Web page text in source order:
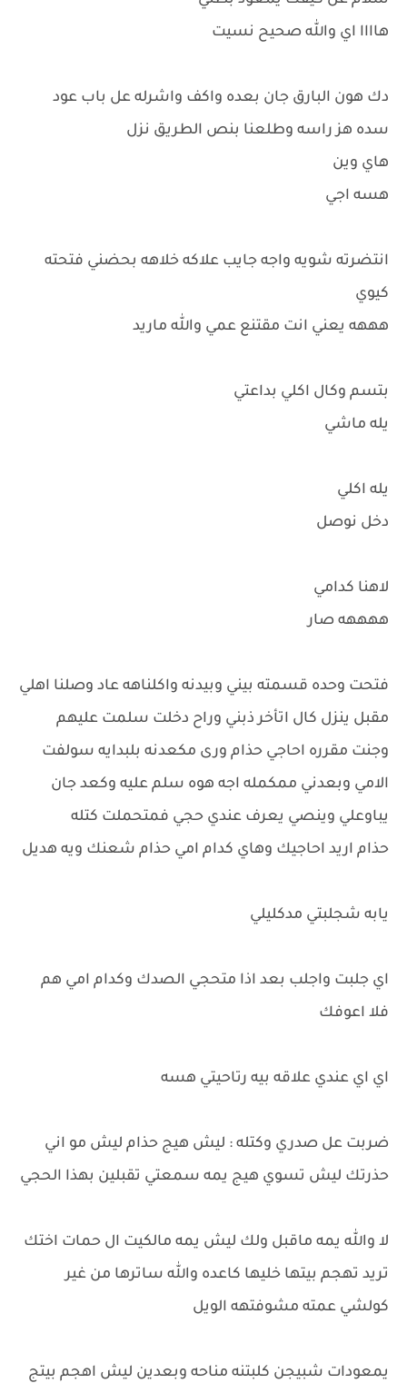
هاااا اي والله صحيح نسيت
دك هون البارق جان بعده واكف واشرله عل باب عود
سده هز راسه وطلعنا بنص الطريق نزل
هاي وين
هسه اجي
انتضرته شويه واجه جايب علاكه خلاهه بحضني فتحته
كيوي
هههه يعني انت مقتنع عمي والله ماريد
بتسم وكال اكلي بداعتي
يله ماشي
يله اكلي
دخل نوصل
لاهنا كدامي
ههههه صار
فتحت وحده قسمته بيني وبيدنه واكلناهه عاد وصلنا اهلي
مقبل ينزل كال اتأخر ذبني وراح دخلت سلمت عليهم
وجنت مقرره احاجي حذام ورى مكعدنه بلبدايه سولفت
الامي وبعدني ممكمله اجه هوه سلم عليه وكعد جان
يباوعلي وينصي يعرف عندي حجي فمتحملت كتله
حذام اريد احاجيك وهاي كدام امي حذام شعنك ويه هديل
يابه شجلبتي مدكليلي
اي جلبت واجلب بعد اذا متحجي الصدك وكدام امي هم
فلا اعوفك
اي اي عندي علاقه بيه رتاحيتي هسه
ضربت عل صدري وكتله : ليش هيج حذام ليش مو اني
حذرتك ليش تسوي هيج يمه سمعتي تقبلين بهذا الحجي
لا والله يمه ماقبل ولك ليش يمه مالكيت ال حمات اختك
تريد تهجم بيتها خليها كاعده والله ساترها من غير
كولشي عمته مشوفتهه الويل
يمعودات شبيجن كلبتنه مناحه وبعدين ليش اهجم بيتج